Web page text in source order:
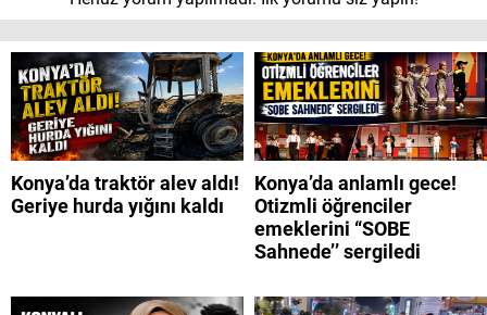
Konya’da traktör alev aldı!
Geriye hurda yığını kaldı
Konya’da anlamlı gece!
Otizmli öğrenciler
emeklerini “SOBE
Sahnede’’ sergiledi